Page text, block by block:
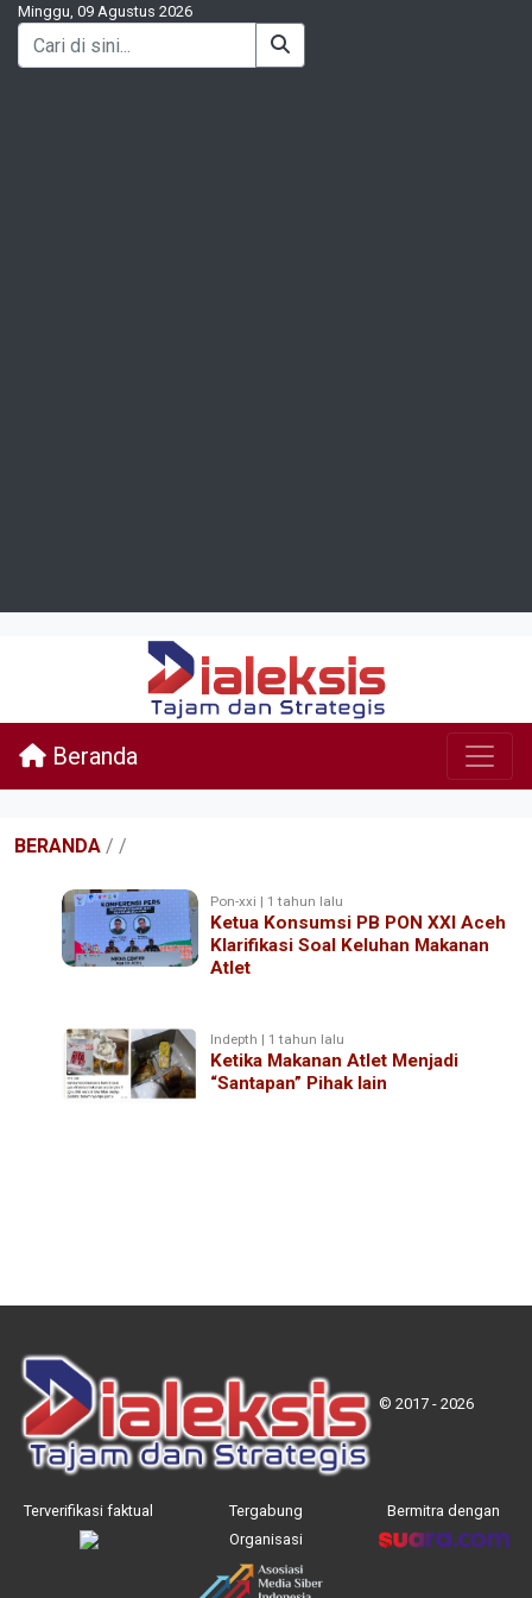
Minggu, 09 Agustus 2026
Beranda
BERANDA / /
Pon-xxi | 1 tahun lalu
Ketua Konsumsi PB PON XXI Aceh
Klarifikasi Soal Keluhan Makanan
Atlet
Indepth | 1 tahun lalu
Ketika Makanan Atlet Menjadi
“Santapan” Pihak lain
© 2017 - 2026
Terverifikasi faktual
Tergabung
Organisasi
Bermitra dengan